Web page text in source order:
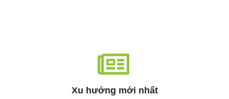
Xu hướng mới nhất